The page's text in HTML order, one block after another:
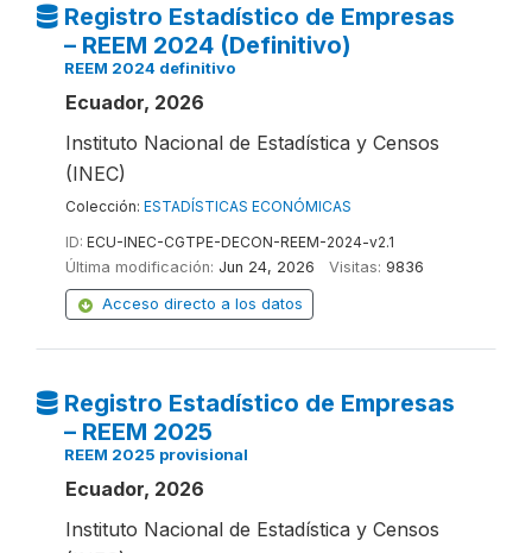
Registro Estadístico de Empresas
– REEM 2024 (Definitivo)
REEM 2024 definitivo
Ecuador, 2026
Instituto Nacional de Estadística y Censos
(INEC)
Colección: ESTADÍSTICAS ECONÓMICAS
ID: ECU-INEC-CGTPE-DECON-REEM-2024-v2.1
Última modificación: Jun 24, 2026 Visitas: 9836
Acceso directo a los datos
Registro Estadístico de Empresas
– REEM 2025
REEM 2025 provisional
Ecuador, 2026
Instituto Nacional de Estadística y Censos